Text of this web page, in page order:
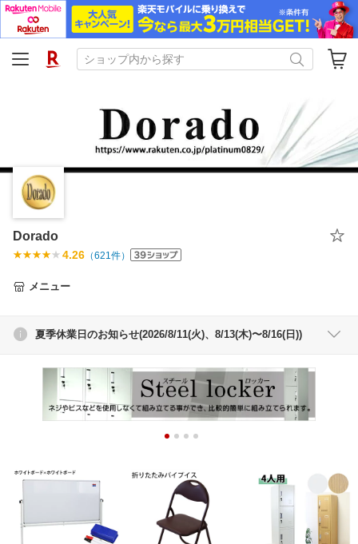
Dorado
4.26 （621件）
メニュー
夏季休業日のお知らせ(2026/8/11(火)、8/13(木)〜8/16(日))